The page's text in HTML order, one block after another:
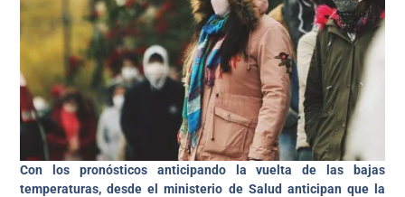
Con los pronósticos anticipando la vuelta de las bajas
temperaturas, desde el ministerio de Salud anticipan que la